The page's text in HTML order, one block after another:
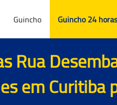
Guincho Guincho 24 horas
Rua
em Curitiba